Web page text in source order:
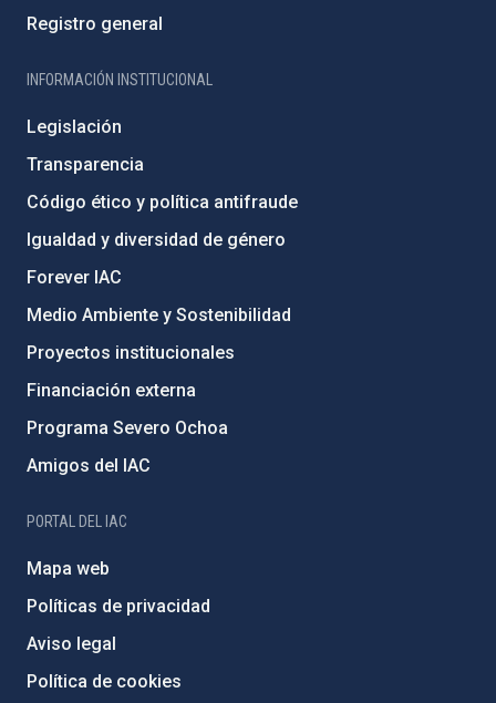
Registro general
INFORMACIÓN INSTITUCIONAL
Legislación
Transparencia
Código ético y política antifraude
Igualdad y diversidad de género
Forever IAC
Medio Ambiente y Sostenibilidad
Proyectos institucionales
Financiación externa
Programa Severo Ochoa
Amigos del IAC
PORTAL DEL IAC
Mapa web
Políticas de privacidad
Aviso legal
Política de cookies